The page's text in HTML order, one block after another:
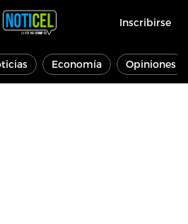
Inscribirse
Economía Opiniones